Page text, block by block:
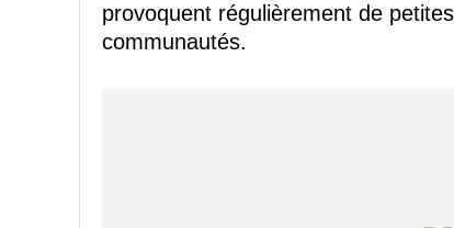
provoquent régulièrement de
communautés.